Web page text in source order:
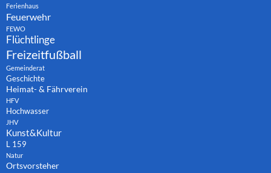
Ferienhaus
Feuerwehr
FEWO
Flüchtlinge
Freizeitfußball
Gemeinderat
Geschichte
Heimat- & Fährverein
HFV
Hochwasser
JHV
Kunst&Kultur
L 159
Natur
Ortsvorsteher